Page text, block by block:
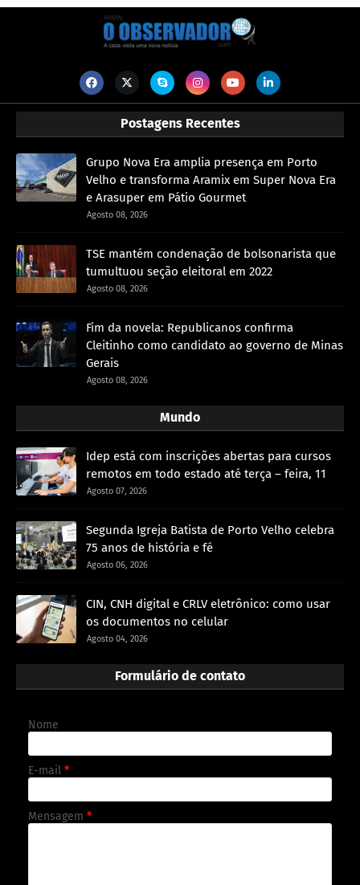
Postagens Recentes
Grupo Nova Era amplia presença em Porto
Velho e transforma Aramix em Super Nova Era
e Arasuper em Pátio Gourmet
Agosto 08, 2026
TSE mantém condenação de bolsonarista que
tumultuou seção eleitoral em 2022
Agosto 08, 2026
Fim da novela: Republicanos confirma
Cleitinho como candidato ao governo de Minas
Gerais
Agosto 08, 2026
Mundo
Idep está com inscrições abertas para cursos
remotos em todo estado até terça – feira, 11
Agosto 07, 2026
Segunda Igreja Batista de Porto Velho celebra
75 anos de história e fé
Agosto 06, 2026
CIN, CNH digital e CRLV eletrônico: como usar
os documentos no celular
Agosto 04, 2026
Formulário de contato
Nome
E-mail *
Mensagem *